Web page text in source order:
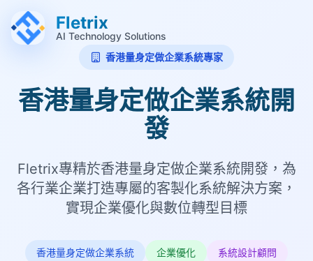
跳至主要內容 (Alt+M)
跳至頁尾 (Alt+F)
Fletrix
AI Technology Solutions
香港量身定做企業系統專家
香港量身定做企業系統開
發
Fletrix專精於香港量身定做企業系統開發，為
各行業企業打造專屬的客製化系統解決方案，
實現企業優化與數位轉型目標
香港量身定做企業系統 企業優化 系統設計顧問